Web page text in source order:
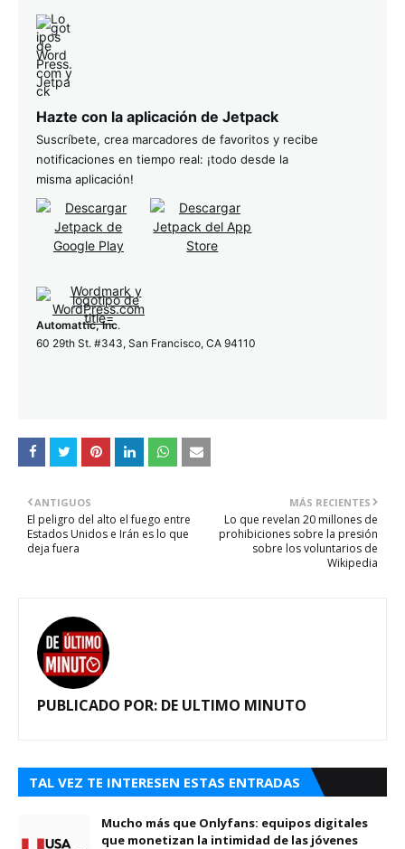
Hazte con la aplicación de Jetpack
Suscríbete, crea marcadores de favoritos y recibe
notificaciones en tiempo real: ¡todo desde la
misma aplicación!
Automattic, Inc.
60 29th St. #343, San Francisco, CA 94110
MÁS RECIENTES
Lo que revelan 20 millones de
prohibiciones sobre la presión
sobre los voluntarios de
Wikipedia
ANTIGUOS
El peligro del alto el fuego entre
Estados Unidos e Irán es lo que
deja fuera
PUBLICADO POR: DE ULTIMO MINUTO
TAL VEZ TE INTERESEN ESTAS ENTRADAS
Mucho más que Onlyfans: equipos digitales
que monetizan la intimidad de las jóvenes